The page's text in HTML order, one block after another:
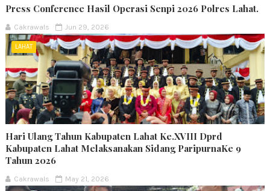
Press Conference Hasil Operasi Senpi 2026 Polres Lahat.
Cakrawals Jun 29, 2026
LAHAT
Hari Ulang Tahun Kabupaten Lahat Ke.XVIII Dprd
Kabupaten Lahat Melaksanakan Sidang ParipurnaKe 9
Tahun 2026
Cakrawals May 21, 2026